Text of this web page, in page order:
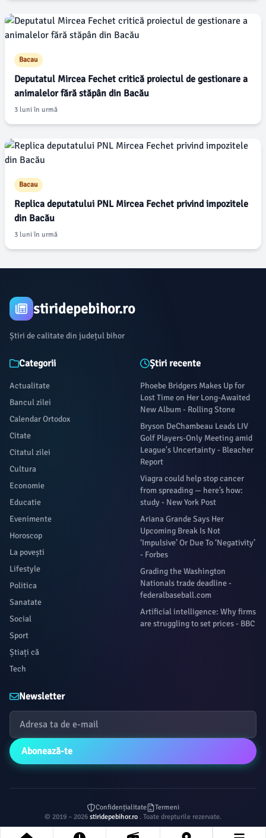
Bacau
Deputatul Mircea Fechet critică proiectul de gestionare a
animalelor fără stăpân din Bacău
3 luni în urmă
Bacau
Replica deputatului PNL Mircea Fechet privind impozitele
din Bacău
3 luni în urmă
stiridepebihor.ro
Știri de calitate din județul bihor
Categorii
Actualitate
Bancul zilei
Calendar Ortodox
Citate
Citatul zilei
Cultura
Economie
Educatie
Evenimente
Horoscop
La povești
Lifestyle
Politica
Sanatate
Social
Sport
Știați că
Tech
Știri recente
Phoebe Bridgers Makes Up for
Lost Time on Her Long-Awaited
New Album - Rolling Stone
Bryson DeChambeau Leads LIV
Golf Players-Only Meeting amid
League's Uncertainty - Bleacher
Report
Viagra could help stop cancer
from spreading — here’s how:
study - New York Post
Ariana Grande Says Her
Upcoming Break Is Not
‘Impulsive’ Or Due To ‘Negativity’
- Forbes
Grading the Washington
Nationals trade deadline -
federalbaseball.com
Artificial intelligence: Why firms
are struggling to set prices - BBC
Newsletter
Abonează-te
Confidențialitate
Termeni
© 2019 – 2026 stiridepebihor.ro . Toate drepturile rezervate.